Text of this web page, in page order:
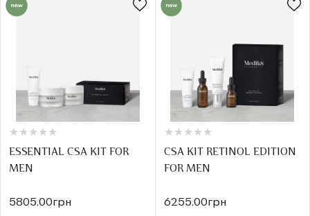
★
★ ★
★ ★
★ ★
★ ★
★
ESSENTIAL CSA KIT FOR
MEN
5805.00грн
★
★ ★
★ ★
★ ★
★ ★
★
CSA KIT RETINOL EDITION
FOR MEN
6255.00грн